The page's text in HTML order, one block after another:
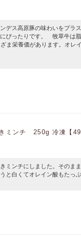
デス高原豚の味わいをプラ
ぴったりです。 牧草牛は
ま栄養価があります。オレ
ミンチ 250g 冷凍【
ミンチにしました。そのま
と白くてオレイン酸もたっ